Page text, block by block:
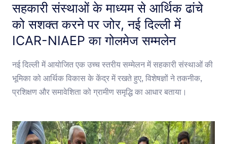
सहकारी संस्थाओं के माध्यम से आर्थिक ढांचे
को सशक्त करने पर जोर, नई दिल्ली में
ICAR-NIAEP का गोलमेज सम्मलेन
नई दिल्ली में आयोजित एक उच्च स्तरीय सम्मेलन में सहकारी संस्थाओं की
भूमिका को आर्थिक विकास के केंद्र में रखते हुए, विशेषज्ञों ने तकनीक,
प्रशिक्षण और समावेशिता को ग्रामीण समृद्धि का आधार बताया।